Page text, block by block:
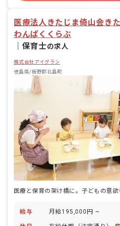
医療法人きたじま倚山会き
わんぱくくらぶ
保育士の求人
株式会社アイグラン
徳島県/板野郡北島町
給与 月給195,000円 ~